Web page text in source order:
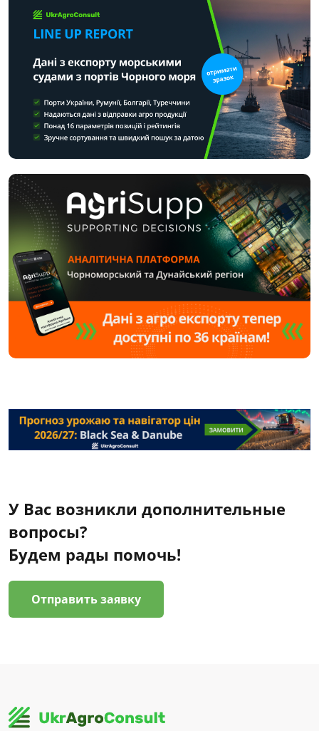
У Вас возникли дополнительные
вопросы?
Будем рады помочь!
Отправить заявку